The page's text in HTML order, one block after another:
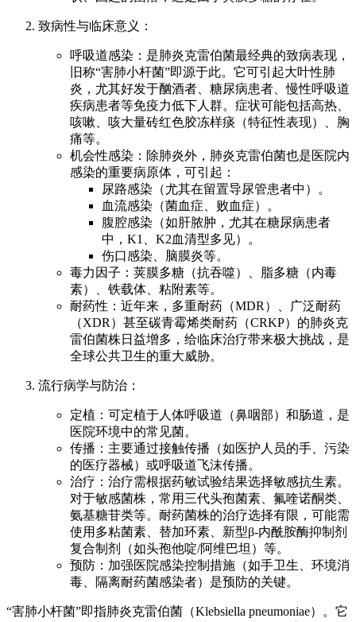
致病性与临床意义：
呼吸道感染：是肺炎克雷伯菌最经典的致病表现，
旧称“害肺小杆菌”即源于此。它可引起大叶性肺
炎，尤其好发于酗酒者、糖尿病患者、慢性呼吸道
疾病患者等免疫力低下人群。症状可能包括高热、
咳嗽、咳大量砖红色胶冻样痰（特征性表现）、胸
痛等。
机会性感染：除肺炎外，肺炎克雷伯菌也是医院内
感染的重要病原体，可引起：
尿路感染（尤其在留置导尿管患者中）。
血流感染（菌血症、败血症）。
腹腔感染（如肝脓肿，尤其在糖尿病患者
中，K1、K2血清型多见）。
伤口感染、脑膜炎等。
毒力因子：荚膜多糖（抗吞噬）、脂多糖（内毒
素）、铁载体、粘附素等。
耐药性：近年来，多重耐药（MDR）、广泛耐药
（XDR）甚至碳青霉烯类耐药（CRKP）的肺炎克
雷伯菌株日益增多，给临床治疗带来极大挑战，是
全球公共卫生的重大威胁。
流行病学与防治：
定植：可定植于人体呼吸道（鼻咽部）和肠道，是
医院环境中的常见菌。
传播：主要通过接触传播（如医护人员的手、污染
的医疗器械）或呼吸道飞沫传播。
治疗：治疗需根据药敏试验结果选择敏感抗生素。
对于敏感菌株，常用三代头孢菌素、氟喹诺酮类、
氨基糖苷类等。耐药菌株的治疗选择有限，可能需
使用多粘菌素、替加环素、新型β-内酰胺酶抑制剂
复合制剂（如头孢他啶/阿维巴坦）等。
预防：加强医院感染控制措施（如手卫生、环境消
毒、隔离耐药菌感染者）是预防的关键。
“害肺小杆菌”即指肺炎克雷伯菌（Klebsiella pneumoniae）。它